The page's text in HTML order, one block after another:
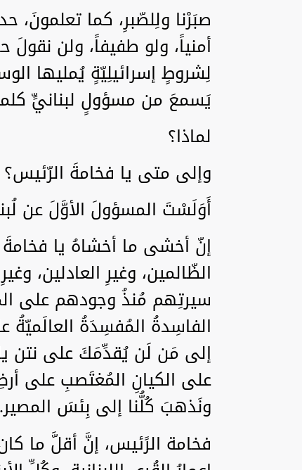
صبَرْنا ولِلصّبرِ، كما
أمنياً، ولو طفيفاً، ولن نقولَ
لِشروطٍ إسرائيلِيّةٍ يُمليها
يَسمعَ من مسؤولٍ لبنانيٍّ
لماذا؟
وإلى متى يا فخامةَ الرّئيس؟
أَوَلَسْتَ المسؤولَ الأوَّلَ عن
إنّ أخشى ما أخشاهُ يا فخامةَ
الظّالمين، وغيرِ العادلين،
سيرتِهم مُنذُ وجودهم على
الفاسِدةُ المُفسِدَةُ
إلى مَن لَن يُقدِّمَكَ على نتن
على الكيانِ المُغتَصبِ على
ونَذهبَ كُلُّنا إلى بِئسَ المصير.
فخامة الرًئيس، إنَّ أقلَّ ما